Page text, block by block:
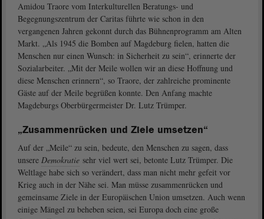
Amidou Traore vom Interkulturellen Beratungs- und
Begegnungszentrum der Caritas führte wie schon in den
vergangenen Jahren gekonnt durch das Bühnenprogramm am Alten
Markt. „Als 1945 die Bomben auf Magdeburg fielen, hatten die
Menschen nur einen Wunsch: in Sicherheit zu sein“, erinnerte der
Sozialarbeiter. „Mit der Meile wollen wir an diese Hoffnung und
diese Menschen erinnern“, so Traore, der zahlreiche prominente
Gäste auf der Meile begrüßen konnte. Den Anfang machte
Magdeburgs Oberbürgermeister Dr. Lutz Trümper.
„Zusammenrücken und Ziele umsetzen“
Auf der „Meile“ zu sein, bedeute, den Menschen zu sagen, dass
unsere Demokratie sehr viel wert sei, betonte Lutz Trümper. Die
Weltlage habe sich so verändert, dass man nicht mehr gefeit vor
Krieg auch in der Nähe sei. Man müsse zusammenrücken und
gemeinsame Ziele in der Europäischen Union umsetzen. Auch wenn
einige Mängel zu beheben seien, sei Europa doch eine große